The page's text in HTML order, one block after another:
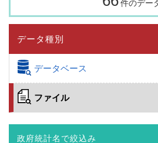
件のデー
データ種別
データベース
ファイル
政府統計名で絞込み